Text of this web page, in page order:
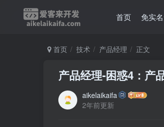
首页 免实
首页 技术 产品经理 正文
产品经理-困惑4：产
aikelaikaifa
2年前更新